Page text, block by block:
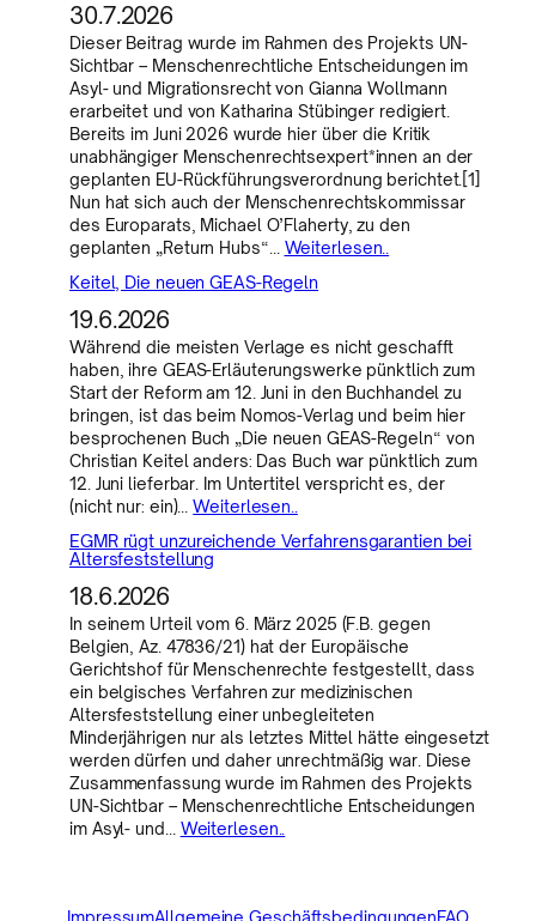
30.7.2026
Dieser Beitrag wurde im Rahmen des Projekts UN-
Sichtbar – Menschenrechtliche Entscheidungen im
Asyl- und Migrationsrecht von Gianna Wollmann
erarbeitet und von Katharina Stübinger redigiert.
Bereits im Juni 2026 wurde hier über die Kritik
unabhängiger Menschenrechtsexpert*innen an der
geplanten EU-Rückführungsverordnung berichtet.[1]
Nun hat sich auch der Menschenrechtskommissar
des Europarats, Michael O’Flaherty, zu den
geplanten „Return Hubs“… Weiterlesen..
Keitel, Die neuen GEAS-Regeln
19.6.2026
Während die meisten Verlage es nicht geschafft
haben, ihre GEAS-Erläuterungswerke pünktlich zum
Start der Reform am 12. Juni in den Buchhandel zu
bringen, ist das beim Nomos-Verlag und beim hier
besprochenen Buch „Die neuen GEAS-Regeln“ von
Christian Keitel anders: Das Buch war pünktlich zum
12. Juni lieferbar. Im Untertitel verspricht es, der
(nicht nur: ein)…Weiterlesen..
EGMR rügt unzureichende Verfahrensgarantien bei
Altersfeststellung
18.6.2026
In seinem Urteil vom 6. März 2025 (F.B. gegen
Belgien, Az. 47836/21) hat der Europäische
Gerichtshof für Menschenrechte festgestellt, dass
ein belgisches Verfahren zur medizinischen
Altersfeststellung einer unbegleiteten
Minderjährigen nur als letztes Mittel hätte eingesetzt
werden dürfen und daher unrechtmäßig war. Diese
Zusammenfassung wurde im Rahmen des Projekts
UN-Sichtbar – Menschenrechtliche Entscheidungen
im Asyl- und… Weiterlesen..